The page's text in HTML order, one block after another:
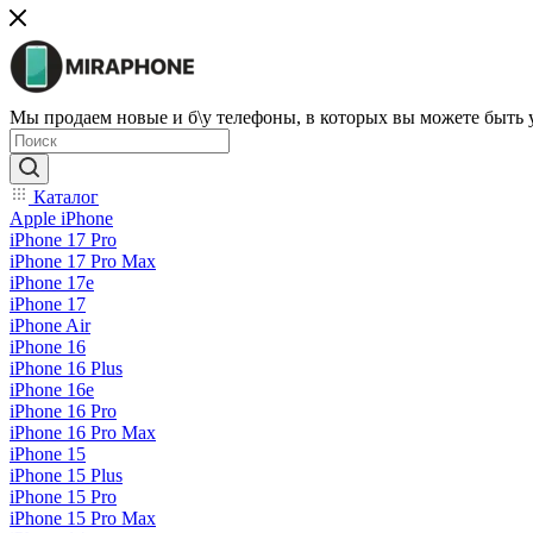
Мы продаем новые и б\у телефоны, в которых вы можете быть
Каталог
Apple iPhone
iPhone 17 Pro
iPhone 17 Pro Max
iPhone 17e
iPhone 17
iPhone Air
iPhone 16
iPhone 16 Plus
iPhone 16e
iPhone 16 Pro
iPhone 16 Pro Max
iPhone 15
iPhone 15 Plus
iPhone 15 Pro
iPhone 15 Pro Max